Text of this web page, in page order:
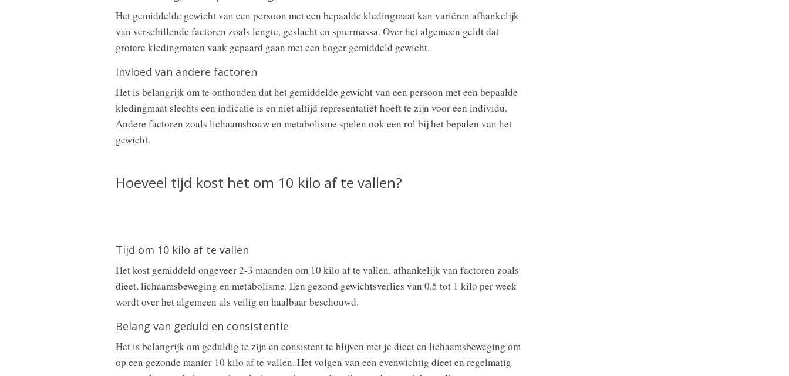
Het gemiddelde gewicht van een persoon met een bepaalde kledingmaat kan variëren afhankelijk
van verschillende factoren zoals lengte, geslacht en spiermassa. Over het algemeen geldt dat
grotere kledingmaten vaak gepaard gaan met een hoger gemiddeld gewicht.
Invloed van andere factoren
Het is belangrijk om te onthouden dat het gemiddelde gewicht van een persoon met een bepaalde
kledingmaat slechts een indicatie is en niet altijd representatief hoeft te zijn voor een individu.
Andere factoren zoals lichaamsbouw en metabolisme spelen ook een rol bij het bepalen van het
gewicht.
Hoeveel tijd kost het om 10 kilo af te vallen?
Tijd om 10 kilo af te vallen
Het kost gemiddeld ongeveer 2-3 maanden om 10 kilo af te vallen, afhankelijk van factoren zoals
dieet, lichaamsbeweging en metabolisme. Een gezond gewichtsverlies van 0,5 tot 1 kilo per week
wordt over het algemeen als veilig en haalbaar beschouwd.
Belang van geduld en consistentie
Het is belangrijk om geduldig te zijn en consistent te blijven met je dieet en lichaamsbeweging om
op een gezonde manier 10 kilo af te vallen. Het volgen van een evenwichtig dieet en regelmatig